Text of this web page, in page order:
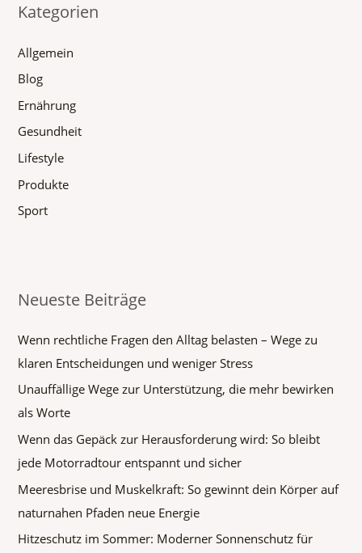
e
n
a
c
h
:
Kategorien
Allgemein
Blog
Ernährung
Gesundheit
Lifestyle
Produkte
Sport
Neueste Beiträge
Wenn rechtliche Fragen den Alltag belasten – Wege zu
klaren Entscheidungen und weniger Stress
Unauffällige Wege zur Unterstützung, die mehr bewirken
als Worte
Wenn das Gepäck zur Herausforderung wird: So bleibt
jede Motorradtour entspannt und sicher
Meeresbrise und Muskelkraft: So gewinnt dein Körper auf
naturnahen Pfaden neue Energie
Hitzeschutz im Sommer: Moderner Sonnenschutz für